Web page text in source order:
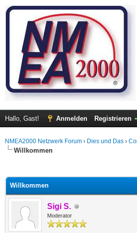
Hallo, Gast! Anmelden Registrieren
NMEA2000 Netzwerk Forum › Dies und Das ›
Willkommen
Willkommen
Sigi S.
Moderator